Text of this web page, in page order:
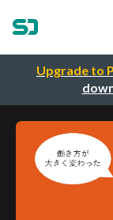
Upgrade to